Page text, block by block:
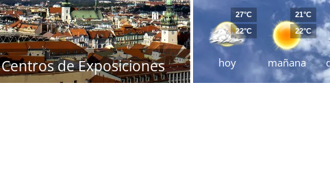
Centros de Exposiciones hoy
27°C
22°C
mañana
21°C
22°C